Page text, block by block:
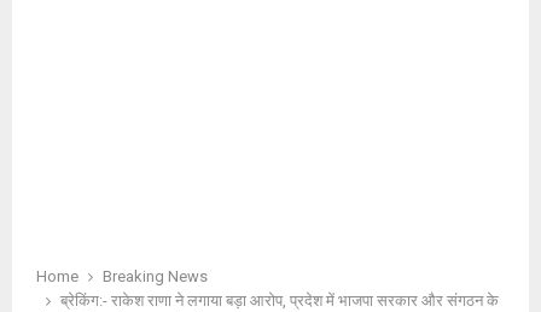
Home
Breaking News
ब्रेकिंग:- राकेश राणा ने लगाया बड़ा आरोप, प्रदेश में भाजपा सरकार और संगठन के